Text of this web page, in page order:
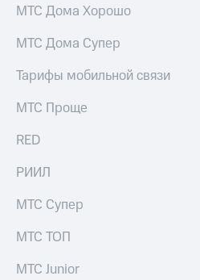
МТС Дома Хорошо
МТС Дома Супер
Тарифы мобильной связи
МТС Проще
RED
РИИЛ
МТС Супер
МТС ТОП
МТС Junior